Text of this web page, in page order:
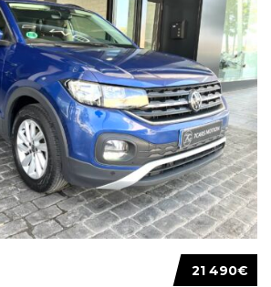
21 490€